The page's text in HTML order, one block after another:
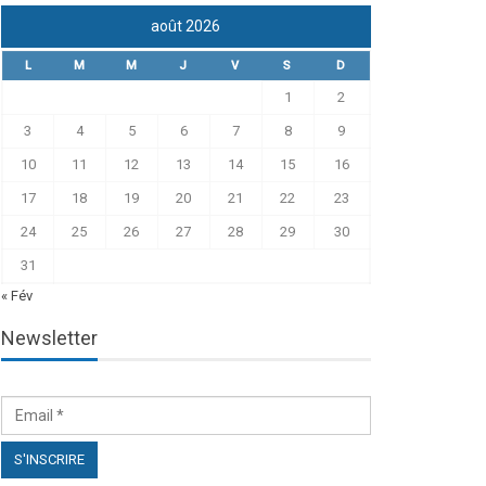
août 2026
L M M J V S D
1 2
3 4 5 6 7 8 9
10 11 12 13 14 15 16
17 18 19 20 21 22 23
24 25 26 27 28 29 30
31
« Fév
Newsletter